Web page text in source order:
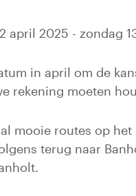
april 2025 - zondag
in april om de
rekening moeten
mooie routes op
terug naar